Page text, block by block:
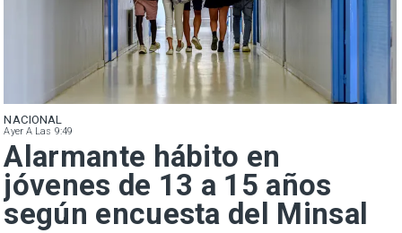
NACIONAL
Ayer A Las 9:49
Alarmante hábito en
jóvenes de 13 a 15 años
según encuesta del Minsal